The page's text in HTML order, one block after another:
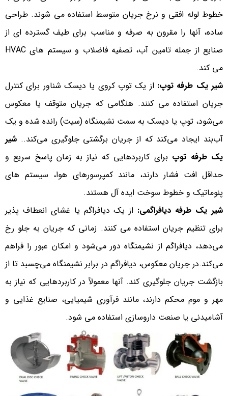
خطوط لوله افقی و نرخ جریان متوسط ​​استفاده می شوند. طراحی
ساده، آنها را مقرون به صرفه و مناسب برای طیف گسترده ای از
صنایع از جمله تامین آب، تصفیه فاضلاب و سیستم های HVAC
می کند.
شیر یک طرفه توپ: از یک توپ کروی یا دیسک شناور برای کنترل
جریان استفاده می کنند. هنگامی که جریان متوقف یا معکوس
می‌شود، توپ یا دیسک به سمت نشیمنگاه (سیت) رانده شده و یک
آب‌بند ایجاد می‌کند که از جریان برگشتی جلوگیری می‌کند.. شیر
یک طرفه توپ برای کاربردهایی که نیاز به زمان پاسخ سریع و
حداقل افت فشار دارند، مانند کمپرسورهای هوا، سیستم های
پنوماتیک و خطوط سوخت ایده آل هستند.
شیر یک طرفه دیافراگمی: از یک دیافراگم یا غشای انعطاف پذیر
برای تنظیم جریان استفاده می کنند. زمانی که جریان به جلو رخ
می‌دهد، دیافراگم از نشیمنگاه دور می‌شود و امکان عبور را فراهم
می‌کند.در جریان معکوس، دیافراگم در برابر نشیمنگاه می‌چسبد تا از
بازگشت جریان جلوگیری کند. آنها معمولاً در کاربردهایی که نیاز به
مهر و موم محکم دارند، مانند فرآوری شیمیایی، صنایع غذایی و
آشامیدنی یا صنعت داروسازی استفاده می شود.